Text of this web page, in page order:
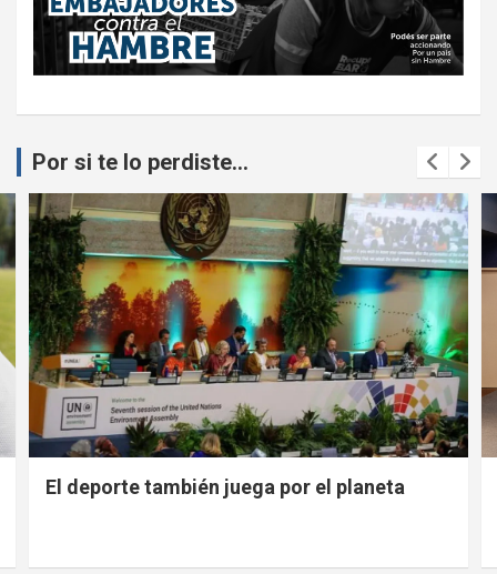
Por si te lo perdiste...
El deporte también juega por el planeta